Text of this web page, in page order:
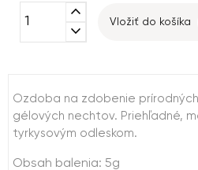
expand_less
expand_more
Vložiť do košíka
Ozdoba na zdobenie
gélových nechtov. Priehľadné,
tyrkysovým odleskom.
Obsah balenia: 5g